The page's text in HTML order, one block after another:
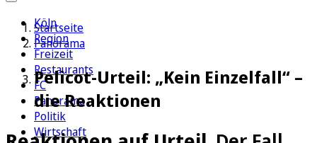
Köln
Region
Freizeit
Restaurants
FC
Panorama
Politik
Wirtschaft
Startseite
Panorama
Pelicot-Urteil: „Kein Einzelfall“ –
die Reaktionen